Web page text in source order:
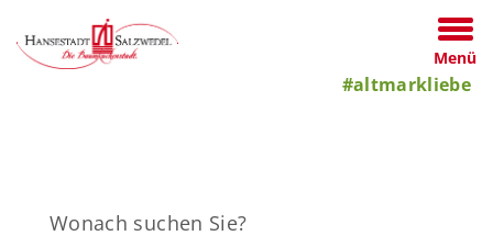
Menü
#altmarkliebe